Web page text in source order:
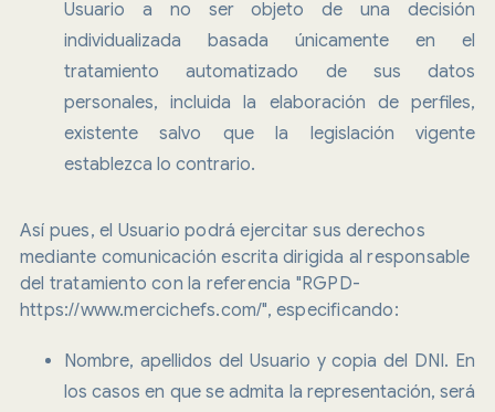
Usuario a no ser objeto de una decisión
individualizada basada únicamente en el
tratamiento automatizado de sus datos
personales, incluida la elaboración de perfiles,
existente salvo que la legislación vigente
establezca lo contrario.
Así pues, el Usuario podrá ejercitar sus derechos
mediante comunicación escrita dirigida al responsable
del tratamiento con la referencia "RGPD-
https://www.mercichefs.com/", especificando:
Nombre, apellidos del Usuario y copia del DNI. En
los casos en que se admita la representación, será